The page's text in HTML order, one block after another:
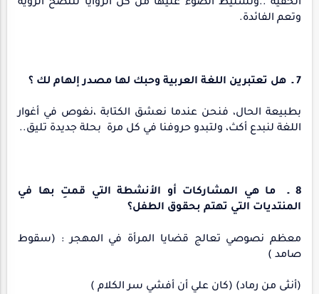
الخفية ..وتسليط الضوء عليها من كل الزوايا لتتضح الرؤية
وتعم الفائدة.
7 ـ هل تعتبرين اللغة العربية وحبك لها مصدر إلهام لك ؟
بطبيعة الحال، فنحن عندما نعشق الكتابة ،نغوص في أغوار
اللغة لنبدع أكث، ولتبدو حروفنا في كل مرة بحلة جديدة تليق..
8 ـ ما هي المشاركات أو الأنشطة التي قمتِ بها في
المنتديات التي تهتم بحقوق الطفل؟
معظم نصوصي تعالج قضايا المرأة في المهجر : (سقوط
صامد )
(أنثى من رماد) (كان علي أن أفشي سر الكلام )